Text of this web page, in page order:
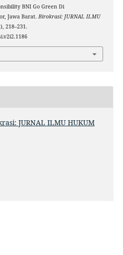
BNI Go Green Di
Jawa Barat. Birokrasi: JURNAL ILMU
218–231.
JURNAL ILMU HUKUM